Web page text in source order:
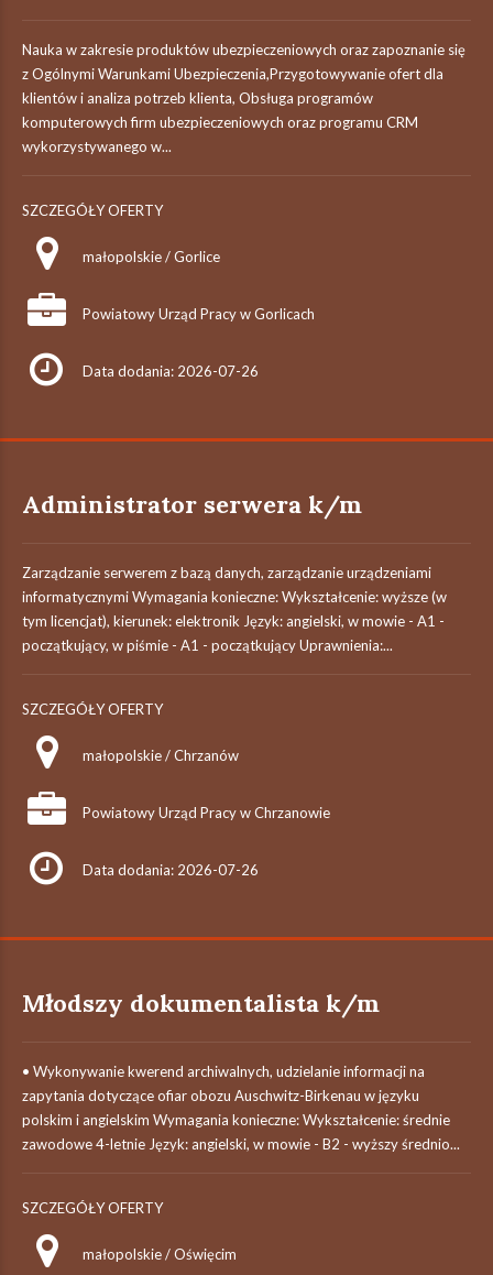
Nauka w zakresie produktów ubezpieczeniowych oraz zapoznanie się
z Ogólnymi Warunkami Ubezpieczenia,Przygotowywanie ofert dla
klientów i analiza potrzeb klienta, Obsługa programów
komputerowych firm ubezpieczeniowych oraz programu CRM
wykorzystywanego w...
SZCZEGÓŁY OFERTY
małopolskie / Gorlice
Powiatowy Urząd Pracy w Gorlicach
Data dodania: 2026-07-26
Administrator serwera k/m
Zarządzanie serwerem z bazą danych, zarządzanie urządzeniami
informatycznymi Wymagania konieczne: Wykształcenie: wyższe (w
tym licencjat), kierunek: elektronik Język: angielski, w mowie - A1 -
początkujący, w piśmie - A1 - początkujący Uprawnienia:...
SZCZEGÓŁY OFERTY
małopolskie / Chrzanów
Powiatowy Urząd Pracy w Chrzanowie
Data dodania: 2026-07-26
Młodszy dokumentalista k/m
• Wykonywanie kwerend archiwalnych, udzielanie informacji na
zapytania dotyczące ofiar obozu Auschwitz-Birkenau w języku
polskim i angielskim Wymagania konieczne: Wykształcenie: średnie
zawodowe 4-letnie Język: angielski, w mowie - B2 - wyższy średnio...
SZCZEGÓŁY OFERTY
małopolskie / Oświęcim